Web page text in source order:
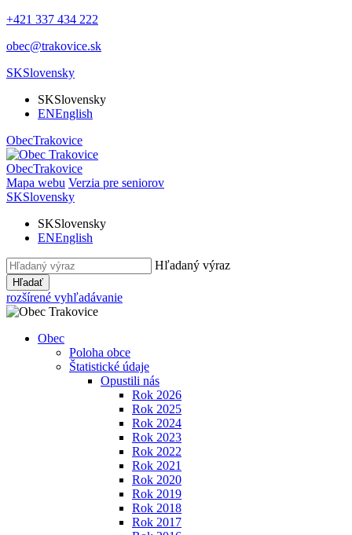
+421 337 434 222
obec@trakovice.sk
SKSlovensky
SKSlovensky
ENEnglish
ObecTrakovice
ObecTrakovice
Mapa webu Verzia pre seniorov
SKSlovensky
SKSlovensky
ENEnglish
Hľadaný výraz
Hľadať
rozšírené vyhľadávanie
Obec
Poloha obce
Štatistické údaje
Opustili nás
Rok 2026
Rok 2025
Rok 2024
Rok 2023
Rok 2022
Rok 2021
Rok 2020
Rok 2019
Rok 2018
Rok 2017